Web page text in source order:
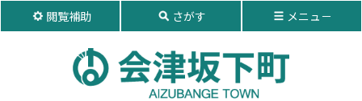
閲覧補助 さがす メニュ－